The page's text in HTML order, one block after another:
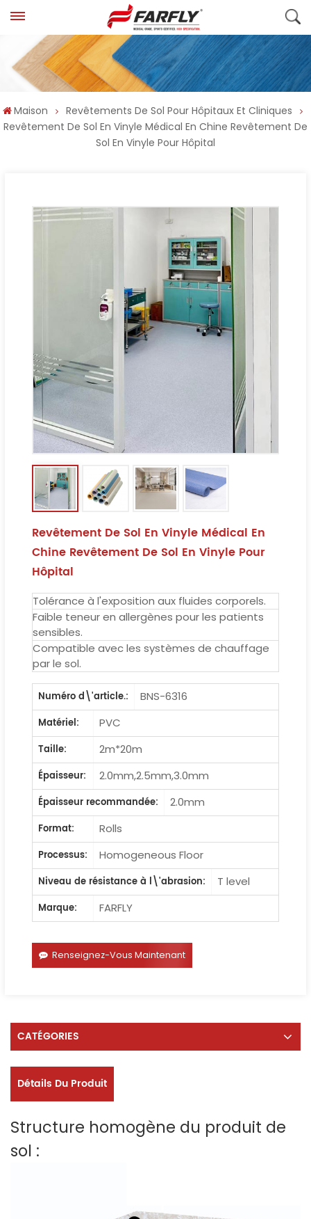
Maison
Revêtements De Sol Pour Hôpitaux Et Cliniques
Revêtement De Sol En Vinyle Médical En Chine Revêtement De
Sol En Vinyle Pour Hôpital
Revêtement De Sol En Vinyle Médical En
Chine Revêtement De Sol En Vinyle Pour
Hôpital
Tolérance à l'exposition aux fluides corporels.
Faible teneur en allergènes pour les patients
sensibles.
Compatible avec les systèmes de chauffage
par le sol.
Numéro d\'article.:
BNS-6316
Matériel:
PVC
Taille:
2m*20m
Épaisseur:
2.0mm,2.5mm,3.0mm
Épaisseur recommandée:
2.0mm
Format:
Rolls
Processus:
Homogeneous Floor
Niveau de résistance à l\'abrasion:
T level
Marque:
FARFLY
Renseignez-Vous Maintenant
CATÉGORIES
Détails Du Produit
Structure homogène du produit de
sol :